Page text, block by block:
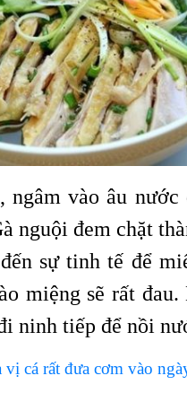
vào âu nước
nguội đem chặt
sự tinh tế để
miệng sẽ rất
ninh tiếp để nồi
cá rất đưa cơm vào